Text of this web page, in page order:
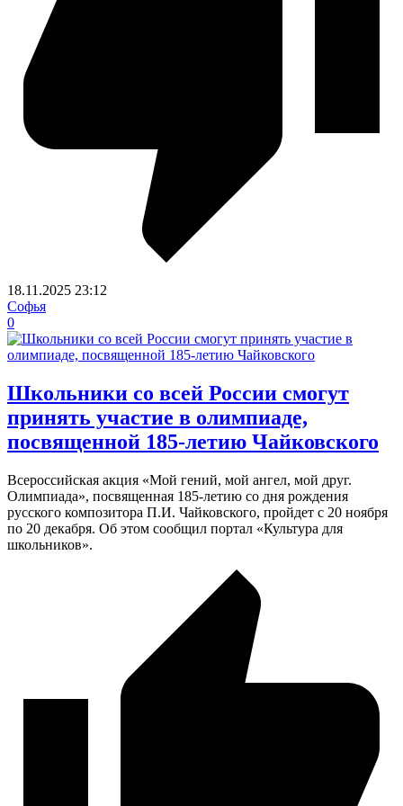
18.11.2025 23:12
Софья
0
Школьники со всей России смогут
принять участие в олимпиаде,
посвященной 185-летию Чайковского
Всероссийская акция «Мой гений, мой ангел, мой друг.
Олимпиада», посвященная 185-летию со дня рождения
русского композитора П.И. Чайковского, пройдет с 20 ноября
по 20 декабря. Об этом сообщил портал «Культура для
школьников».